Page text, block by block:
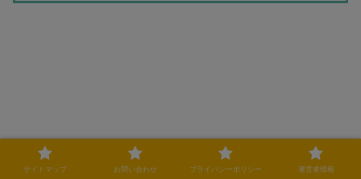
サイトマップ お問い合わせ プライバシーポリシー 運営者情報